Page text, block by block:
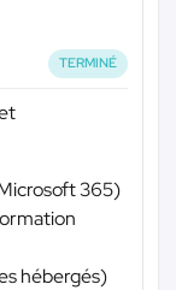
TERMINÉ
365)
hébergés)